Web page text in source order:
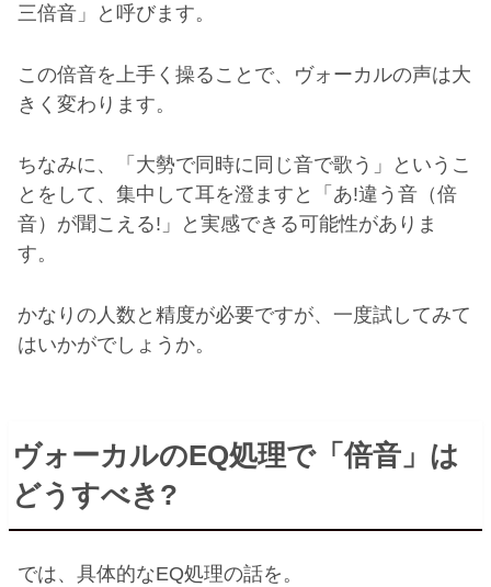
三倍音」と呼びます。
この倍音を上手く操ることで、ヴォーカルの声は大
きく変わります。
ちなみに、「大勢で同時に同じ音で歌う」というこ
とをして、集中して耳を澄ますと「あ!違う音（倍
音）が聞こえる! 」と実感できる可能性がありま
す。
かなりの人数と精度が必要ですが、一度試してみて
はいかがでしょうか。
ヴォーカルのEQ処理で「倍音」は
どうすべき ?
では、具体的なEQ処理の話を。